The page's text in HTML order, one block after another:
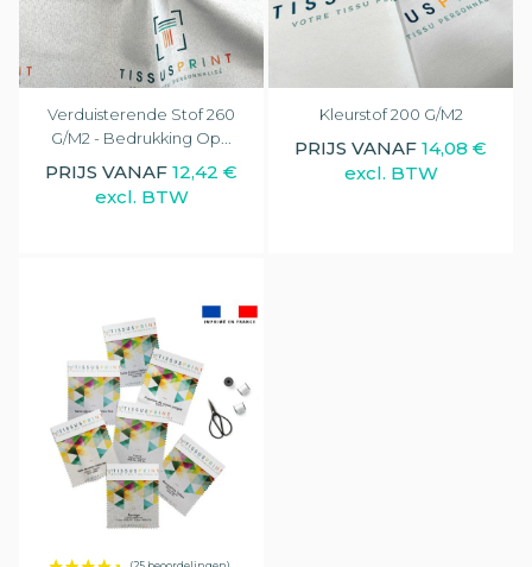
(22 beoordelingen)
Verduisterende Stof 260
G/m2 - Bedrukking Op...
PRIJS VANAF 12,42 €
excl. BTW
Kleurstof 200 G/m2
PRIJS VANAF 14,08 €
excl. BTW